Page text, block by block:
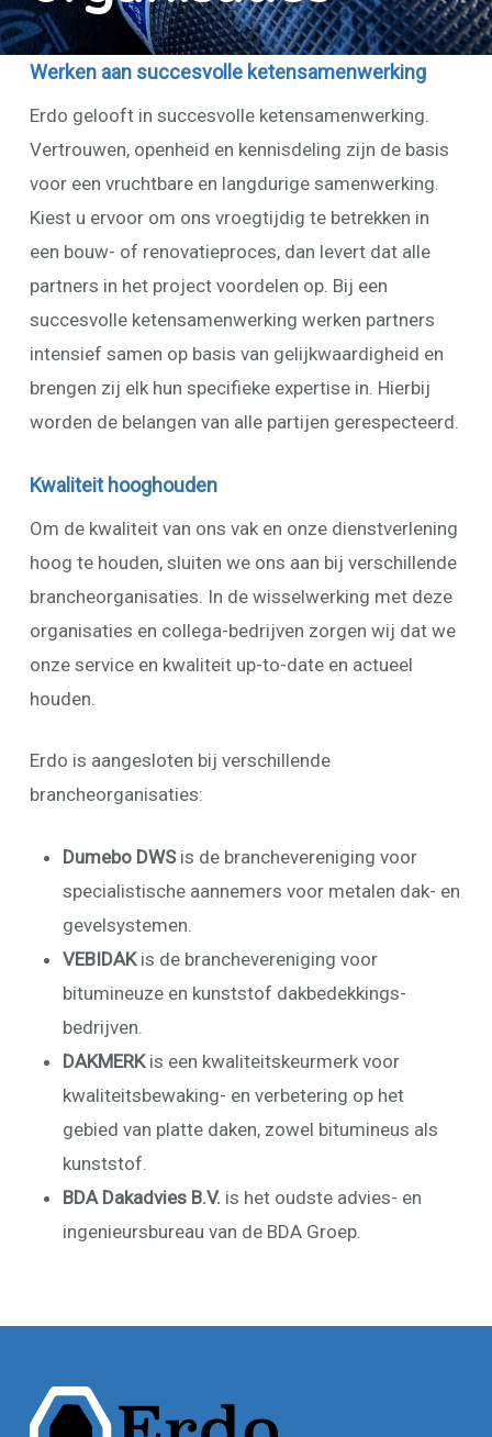
Werken aan succesvolle ketensamenwerking
Erdo gelooft in succesvolle ketensamenwerking.
Vertrouwen, openheid en kennisdeling zijn de basis
voor een vruchtbare en langdurige samenwerking.
Kiest u ervoor om ons vroegtijdig te betrekken in
een bouw- of renovatieproces, dan levert dat alle
partners in het project voordelen op. Bij een
succesvolle ketensamenwerking werken partners
intensief samen op basis van gelijkwaardigheid en
brengen zij elk hun specifieke expertise in. Hierbij
worden de belangen van alle partijen gerespecteerd.
Kwaliteit hooghouden
Om de kwaliteit van ons vak en onze dienstverlening
hoog te houden, sluiten we ons aan bij verschillende
brancheorganisaties. In de wisselwerking met deze
organisaties en collega-bedrijven zorgen wij dat we
onze service en kwaliteit up-to-date en actueel
houden.
Erdo is aangesloten bij verschillende
brancheorganisaties:
Dumebo DWSis de branchevereniging voor
specialistische aannemers voor metalen dak- en
gevelsystemen.
VEBIDAKis de branchevereniging voor
bitumineuze en kunststof dakbedekkings-
bedrijven.
DAKMERKis een kwaliteitskeurmerk voor
kwaliteitsbewaking- en verbetering op het
gebied van platte daken, zowel bitumineus als
kunststof.
BDA Dakadvies B.V. is het oudste advies- en
ingenieursbureau van de BDA Groep.